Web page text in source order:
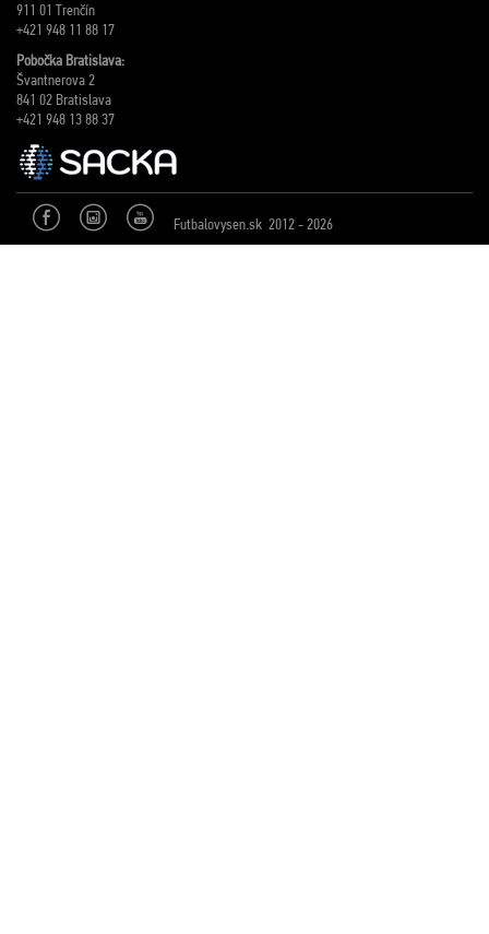
911 01 Trenčín
+421 948 11 88 17
Pobočka Bratislava:
Švantnerova 2
841 02 Bratislava
+421 948 13 88 37
Futbalovysen.sk 2012 - 2026